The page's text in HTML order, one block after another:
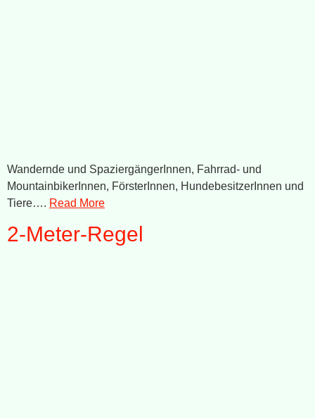
Wandernde und SpaziergängerInnen, Fahrrad- und
MountainbikerInnen, FörsterInnen, HundebesitzerInnen und
Tiere…. Read More
2-Meter-Regel